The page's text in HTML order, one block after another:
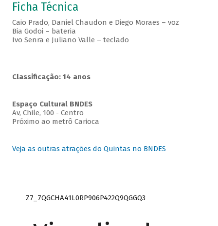
Ficha Técnica
Caio Prado, Daniel Chaudon e Diego Moraes – voz
Bia Godoi – bateria
Ivo Senra e Juliano Valle – teclado
Classificação: 14 anos
Espaço Cultural BNDES
Av, Chile, 100 - Centro
Próximo ao metrô Carioca
Veja as outras atrações do Quintas no BNDES
Z7_7QGCHA41L0RP906P422Q9QGGQ3